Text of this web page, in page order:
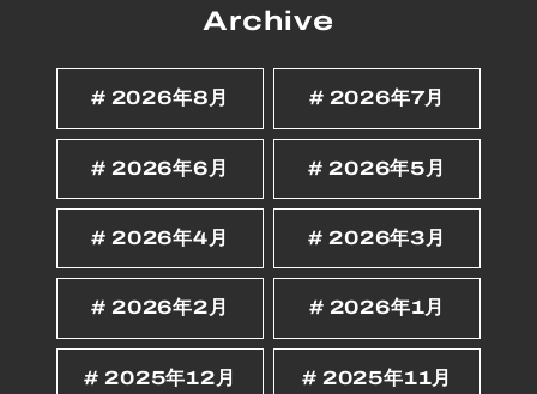
Archive
2026年8月 2026年7月
2026年6月 2026年5月
2026年4月 2026年3月
2026年2月 2026年1月
2025年12月 2025年11月